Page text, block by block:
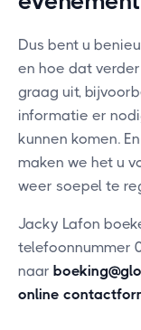
Dus bent u
en hoe dat
graag uit,
informatie er
kunnen komen.
maken we het u
weer soepel te
Jacky Lafon
telefoonnummer
naar
online